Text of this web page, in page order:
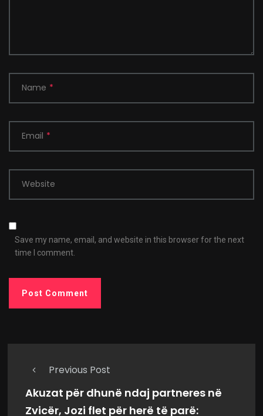
Name *
Email *
Website
Save my name, email, and website in this browser for the next
time I comment.
Previous Post
Akuzat për dhunë ndaj partneres në
Zvicër, Jozi flet për herë të parë: